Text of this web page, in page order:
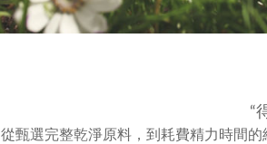
“
從甄選完整乾淨原料，到耗費精力時間